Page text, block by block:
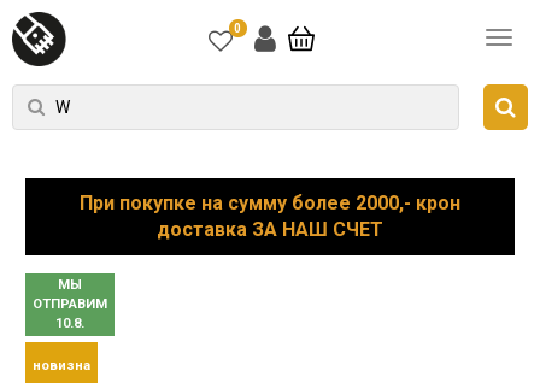
0
При покупке на сумму более 2000,- крон
доставка ЗА НАШ СЧЕТ
МЫ
ОТПРАВИМ
10.8.
новизна